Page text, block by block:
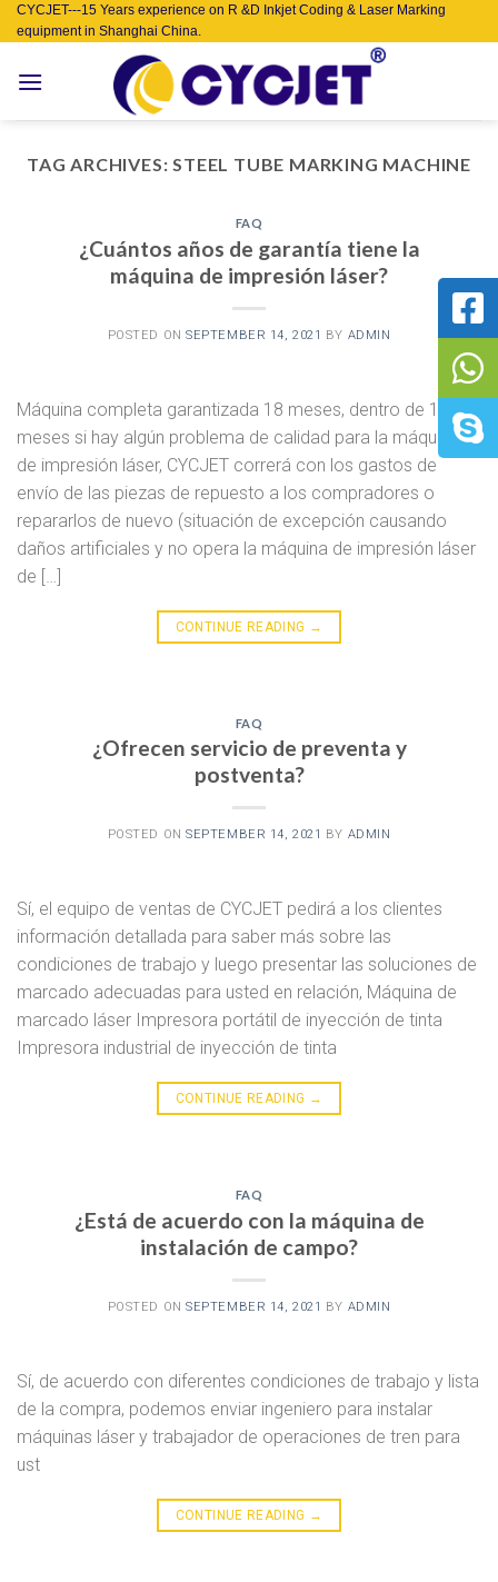
Skip
to
CYCJET---15 Years experience on R &D Inkjet Coding & Laser Marking
equipment in Shanghai China.
TAG ARCHIVES:STEEL TUBE MARKING MACHINE
FAQ
¿Cuántos años de garantía tiene la
máquina de impresión láser?
POSTED ONSEPTEMBER 14, 2021 BY ADMIN
Máquina completa garantizada 18 meses, dentro de 18
meses si hay algún problema de calidad para la máquina
de impresión láser, CYCJET correrá con los gastos de
envío de las piezas de repuesto a los compradores o
repararlos de nuevo (situación de excepción causando
daños artificiales y no opera la máquina de impresión láser
de […]
CONTINUE READING →
FAQ
¿Ofrecen servicio de preventa y
postventa?
POSTED ONSEPTEMBER 14, 2021 BY ADMIN
Sí, el equipo de ventas de CYCJET pedirá a los clientes
información detallada para saber más sobre las
condiciones de trabajo y luego presentar las soluciones de
marcado adecuadas para usted en relación, Máquina de
marcado láser Impresora portátil de inyección de tinta
Impresora industrial de inyección de tinta
CONTINUE READING →
FAQ
¿Está de acuerdo con la máquina de
instalación de campo?
POSTED ONSEPTEMBER 14, 2021 BY ADMIN
Sí, de acuerdo con diferentes condiciones de trabajo y lista
de la compra, podemos enviar ingeniero para instalar
máquinas láser y trabajador de operaciones de tren para
ust
CONTINUE READING →